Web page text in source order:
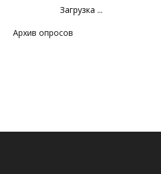
Загрузка ...
Архив опросов